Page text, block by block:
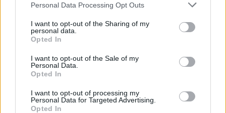
Personal Data Processing Opt Outs
I want to opt-out of the Sharing of my
personal data.
Opted In
I want to opt-out of the Sale of my
Personal Data.
Opted In
I want to opt-out of processing my
Personal Data for Targeted Advertising.
Opted In
τον άμαχο πληθυσμό. Και στο Ντονέτσκ και
τον Λουγκάνσκ. Είναι πολλές οι περιπτώσεις
που προσπάθησαν να βγάλουν ανθρώπους
από κτίρια. Σε άλλες περιπτώσεςι πυο κόσμος
προσπαθούσε να ξεφύγει τους χτύπησαν
πολεμούσαν έτσι.